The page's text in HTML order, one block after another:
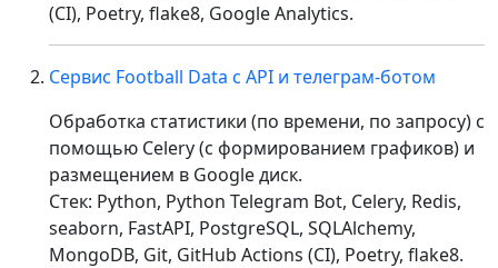
(CI), Poetry, flake8, Google Analytics.
Сервис Football Data с API и телеграм-ботом
Обработка статистики (по времени, по запросу) с
помощью Celery (с формированием графиков) и
размещением в Google диск.
Стек: Python, Python Telegram Bot, Celery, Redis,
seaborn, FastAPI, PostgreSQL, SQLAlchemy,
MongoDB, Git, GitHub Actions (CI), Poetry, flake8.